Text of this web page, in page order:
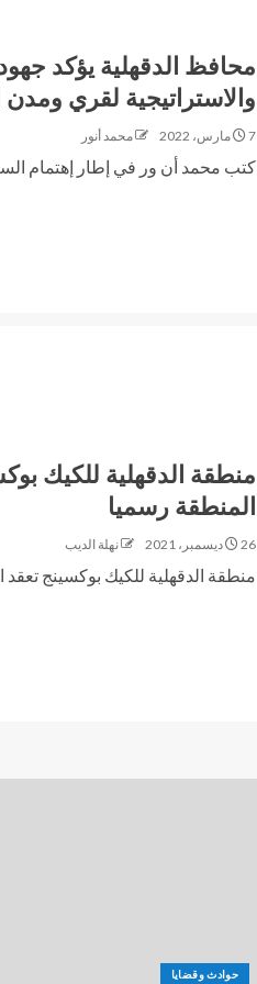
محافظ الدقهلية يؤكد
والاستراتيجية لقري
7 مارس، 2022 محمد أنور
كتب محمد أن ور في إطار إهتمام
منطقة الدقهلية للكيك
المنطقة رسميا
26 ديسمبر، 2021 نهلة الديب
منطقة الدقهلية للكيك بوكسينج تعقد
حوادث وقضايا